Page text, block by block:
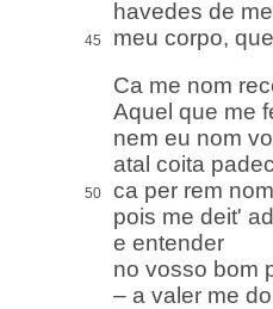
havedes de
45
meu corpo,
Ca me nom
Aquel que me
nem eu nom
atal coita
50
ca per rem
pois me deit'
e entender
no vosso bom
– a valer me